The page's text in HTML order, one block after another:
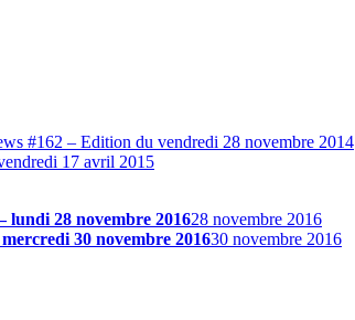
#162 – Edition du vendredi 28 novembre 2014
17 avril 2015
lundi 28 novembre 201628 novembre 2016
30 novembre 201630 novembre 2016